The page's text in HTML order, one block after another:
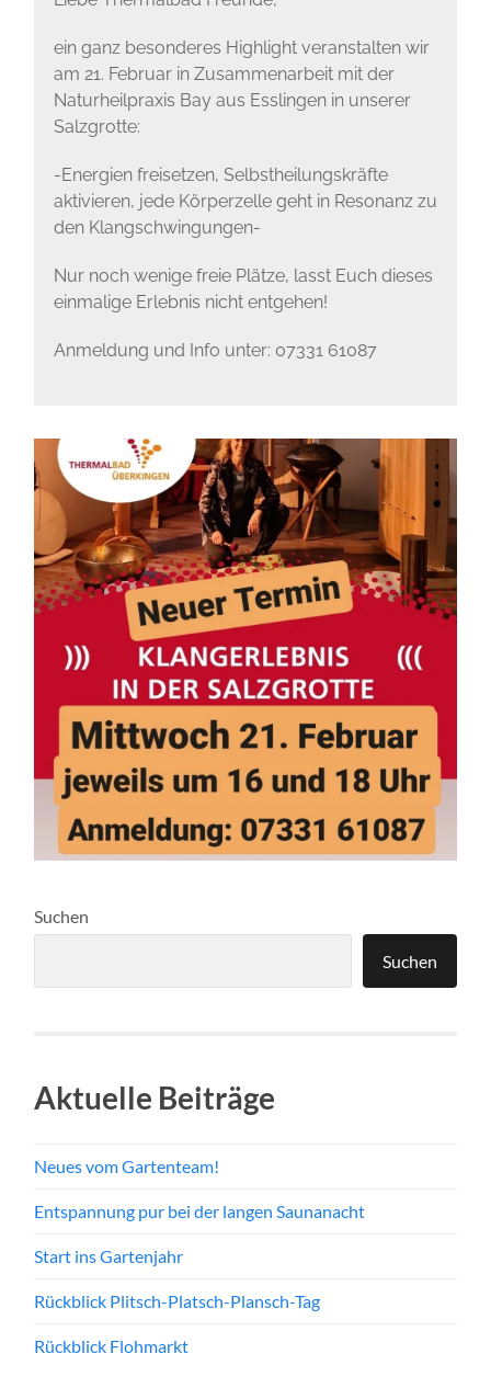
ein ganz besonderes Highlight veranstalten wir
am 21. Februar in Zusammenarbeit mit der
Naturheilpraxis Bay aus Esslingen in unserer
Salzgrotte:
-Energien freisetzen, Selbstheilungskräfte
aktivieren, jede Körperzelle geht in Resonanz zu
den Klangschwingungen-
Nur noch wenige freie Plätze, lasst Euch dieses
einmalige Erlebnis nicht entgehen!
Anmeldung und Info unter: 07331 61087
Suchen
Suchen
Aktuelle Beiträge
Neues vom Gartenteam!
Entspannung pur bei der langen Saunanacht
Start ins Gartenjahr
Rückblick Plitsch-Platsch-Plansch-Tag
Rückblick Flohmarkt